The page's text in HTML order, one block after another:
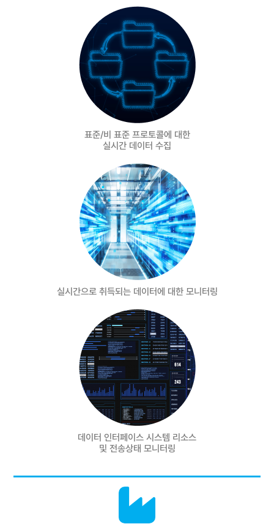
표준/비 표준 프로토콜에 대한
실시간 데이터 수집
실시간으로 취득되는 데이터에 대한 모니터링
데이터 인터페이스 시스템 리소스
및 전송상태 모니터링